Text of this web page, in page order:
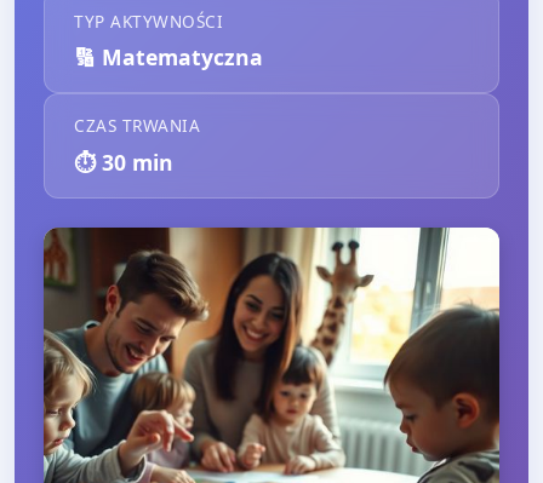
TYP AKTYWNOŚCI
🔢 Matematyczna
CZAS TRWANIA
⏱️30 min